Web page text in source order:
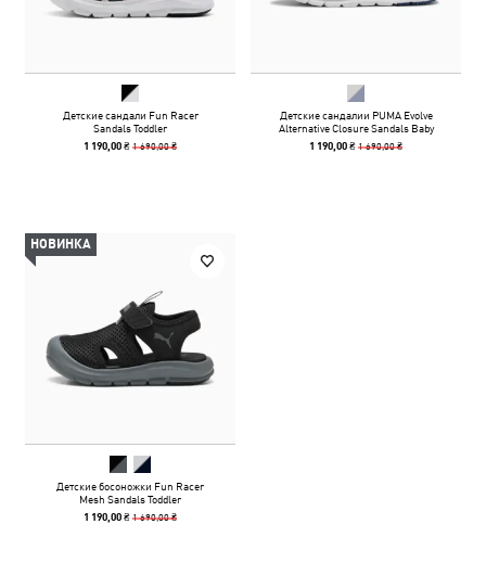
Детские сандали Fun Racer
Sandals Toddler
1 190,00 ₴1 690,00 ₴
Детские сандалии PUMA Evolve
Alternative Closure Sandals Baby
1 190,00 ₴1 690,00 ₴
НОВИНКА
Детские босоножки Fun Racer
Mesh Sandals Toddler
1 190,00 ₴1 690,00 ₴